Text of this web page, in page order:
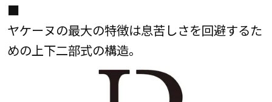
■
ヤケーヌの最大の特徴は息苦しさを回避するた
めの上下二部式の構造。